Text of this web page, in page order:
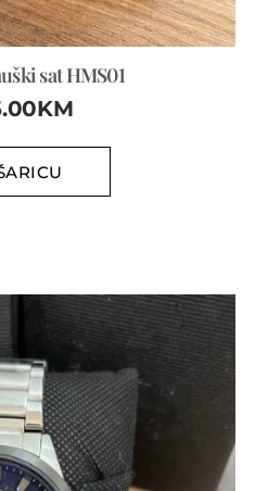
sat HMS01
KM